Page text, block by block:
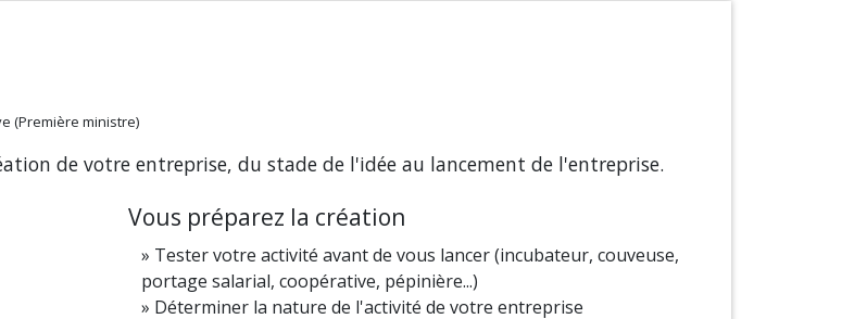
(Première ministre)
de votre entreprise, du stade de l'idée au lancement de l'entreprise.
Vous préparez la création
Tester votre activité avant de vous lancer (incubateur, couveuse,
portage salarial, coopérative, pépinière...)
Déterminer la nature de l'activité de votre entreprise